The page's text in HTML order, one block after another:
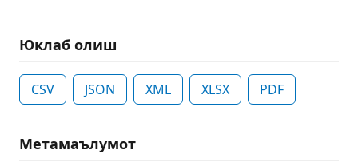
Юклаб олиш
CSV JSON XML XLSX PDF
Метамаълумот